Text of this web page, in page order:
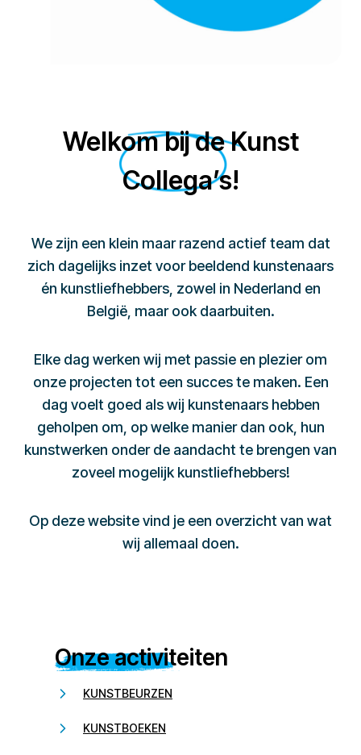
Welkom bij de Kunst
Collega’s!
We zijn een klein maar razend actief team dat
zich dagelijks inzet voor beeldend kunstenaars
én kunstliefhebbers, zowel in Nederland en
België, maar ook daarbuiten.
Elke dag werken wij met passie en plezier om
onze projecten tot een succes te maken. Een
dag voelt goed als wij kunstenaars hebben
geholpen om, op welke manier dan ook, hun
kunstwerken onder de aandacht te brengen van
zoveel mogelijk kunstliefhebbers!
Op deze website vind je een overzicht van wat
wij allemaal doen.
Onze activiteiten
KUNSTBEURZEN
KUNSTBOEKEN